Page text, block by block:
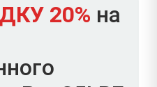
20% на